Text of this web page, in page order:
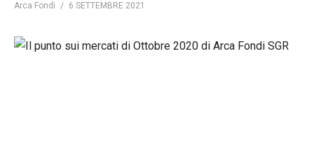
Arca Fondi 6 SETTEMBRE 2021